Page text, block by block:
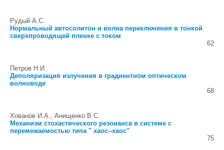
Рудый А.С.
Нормальный автосолитон и волна переключения в тонкой
сверхпроводящей пленке с током
62
Петров Н.И.
Деполяризация излучения в градиентном оптическом
волноводе
68
Хованов И.А., Анищенко В.С.
Механизм стохастического резонанса в системе с
перемежаемостью типа '' хаос--хаос''
75